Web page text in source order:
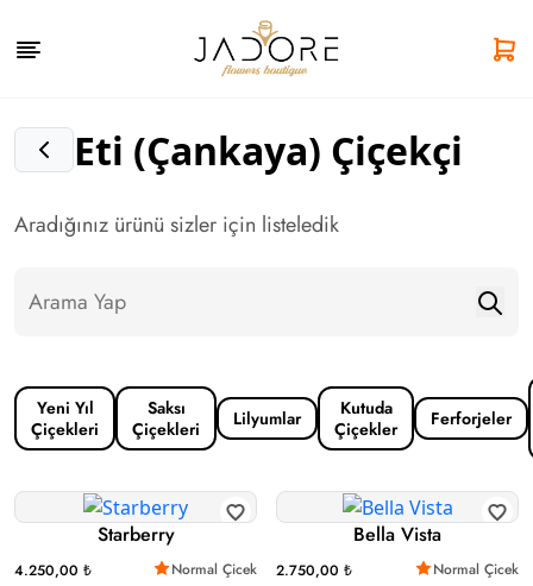
Eti (Çankaya) Çiçekçi
Aradığınız ürünü sizler için listeledik
Yeni Yıl
Çiçekleri
Saksı
Çiçekleri
Lilyumlar
Kutuda
Çiçekler
Ferforjeler
Starberry
4.250,00 ₺ Normal Çicek
Bella Vista
2.750,00 ₺ Normal Çicek